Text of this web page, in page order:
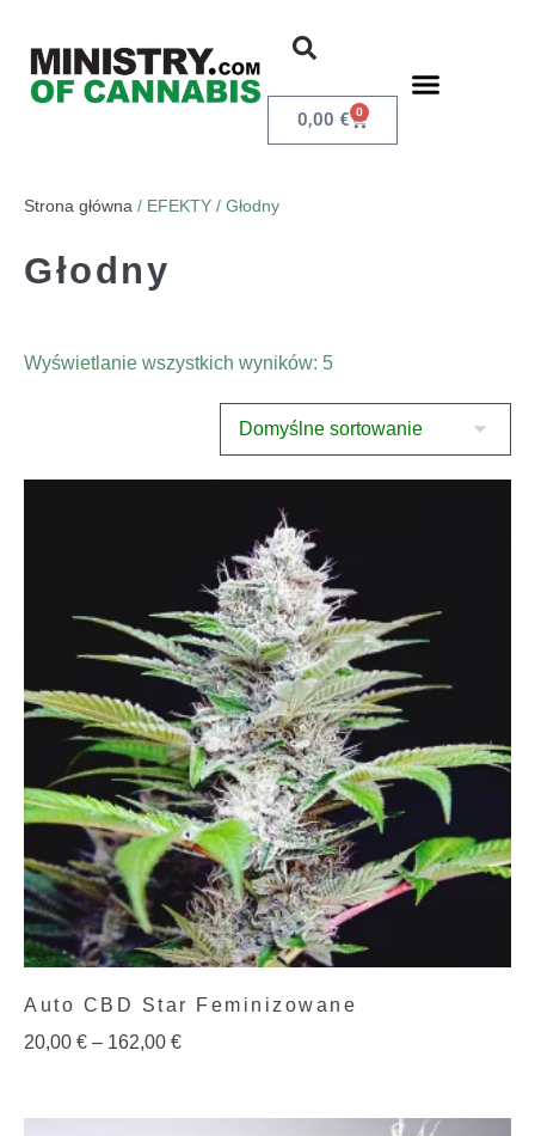
0,00 € 0
Strona główna / EFEKTY / Głodny
Głodny
Wyświetlanie wszystkich wyników: 5
Auto CBD Star Feminizowane
20,00 € – 162,00 €